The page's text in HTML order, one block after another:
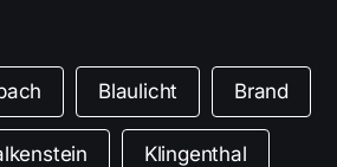
Blaulicht Brand
Klingenthal